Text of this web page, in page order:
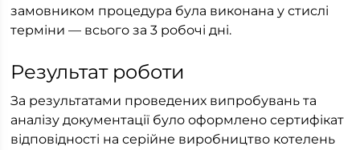
замовником процедура була виконана у стислі
терміни — всього за 3 робочі дні.
Результат роботи
За результатами проведених випробувань та
аналізу документації було оформлено сертифікат
відповідності на серійне виробництво котелень